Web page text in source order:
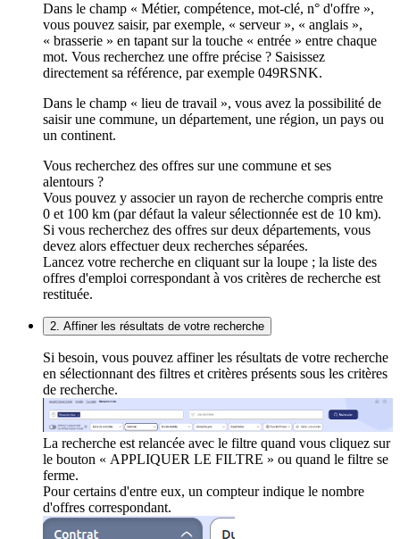
Dans le champ « Métier, compétence, mot-clé, n° d'offre »,
vous pouvez saisir, par exemple, « serveur », « anglais »,
« brasserie » en tapant sur la touche « entrée » entre chaque
mot. Vous recherchez une offre précise ? Saisissez
directement sa référence, par exemple 049RSNK.
Dans le champ « lieu de travail », vous avez la possibilité de
saisir une commune, un département, une région, un pays ou
un continent.
Vous recherchez des offres sur une commune et ses
alentours ?
Vous pouvez y associer un rayon de recherche compris entre
0 et 100 km (par défaut la valeur sélectionnée est de 10 km).
Si vous recherchez des offres sur deux départements, vous
devez alors effectuer deux recherches séparées.
Lancez votre recherche en cliquant sur la loupe ; la liste des
offres d'emploi correspondant à vos critères de recherche est
restituée.
2. Affiner les résultats de votre recherche
Si besoin, vous pouvez affiner les résultats de votre recherche
en sélectionnant des filtres et critères présents sous les critères
de recherche.
La recherche est relancée avec le filtre quand vous cliquez sur
le bouton « APPLIQUER LE FILTRE » ou quand le filtre se
ferme.
Pour certains d'entre eux, un compteur indique le nombre
d'offres correspondant.